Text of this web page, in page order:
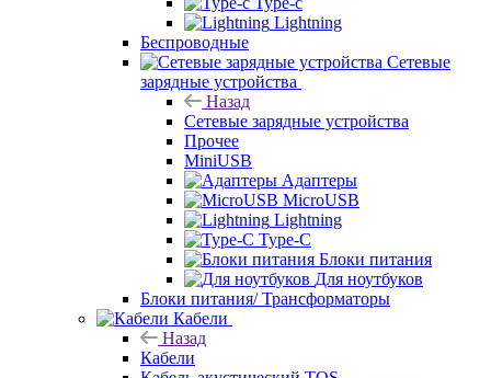
Lightning
Беспроводные
Сетевые
зарядные устройства
Назад
Сетевые зарядные устройства
Прочее
MiniUSB
Адаптеры
MicroUSB
Lightning
Type-C
Блоки питания
Для ноутбуков
Блоки питания/ Трансформаторы
Кабели
Назад
Кабели